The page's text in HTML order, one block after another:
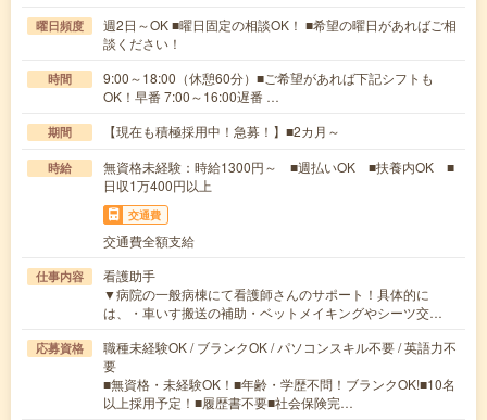
曜日頻度
週2日～OK ■曜日固定の相談OK！ ■希望の曜日があればご相
談ください！
時間
9:00～18:00（休憩60分）■ご希望があれば下記シフトも
OK！早番 7:00～16:00遅番 …
期間 【現在も積極採用中！急募！】■2カ月～
時給
無資格未経験：時給1300円～ ■週払いOK ■扶養内OK ■
日収1万400円以上
交通費
交通費全額支給
仕事内容
看護助手
▼病院の一般病棟にて看護師さんのサポート！具体的に
は、・車いす搬送の補助・ベットメイキングやシーツ交…
応募資格
職種未経験OK / ブランクOK / パソコンスキル不要 / 英語力不
要
■無資格・未経験OK！■年齢・学歴不問！ブランクOK!■10名
以上採用予定！■履歴書不要■社会保険完…